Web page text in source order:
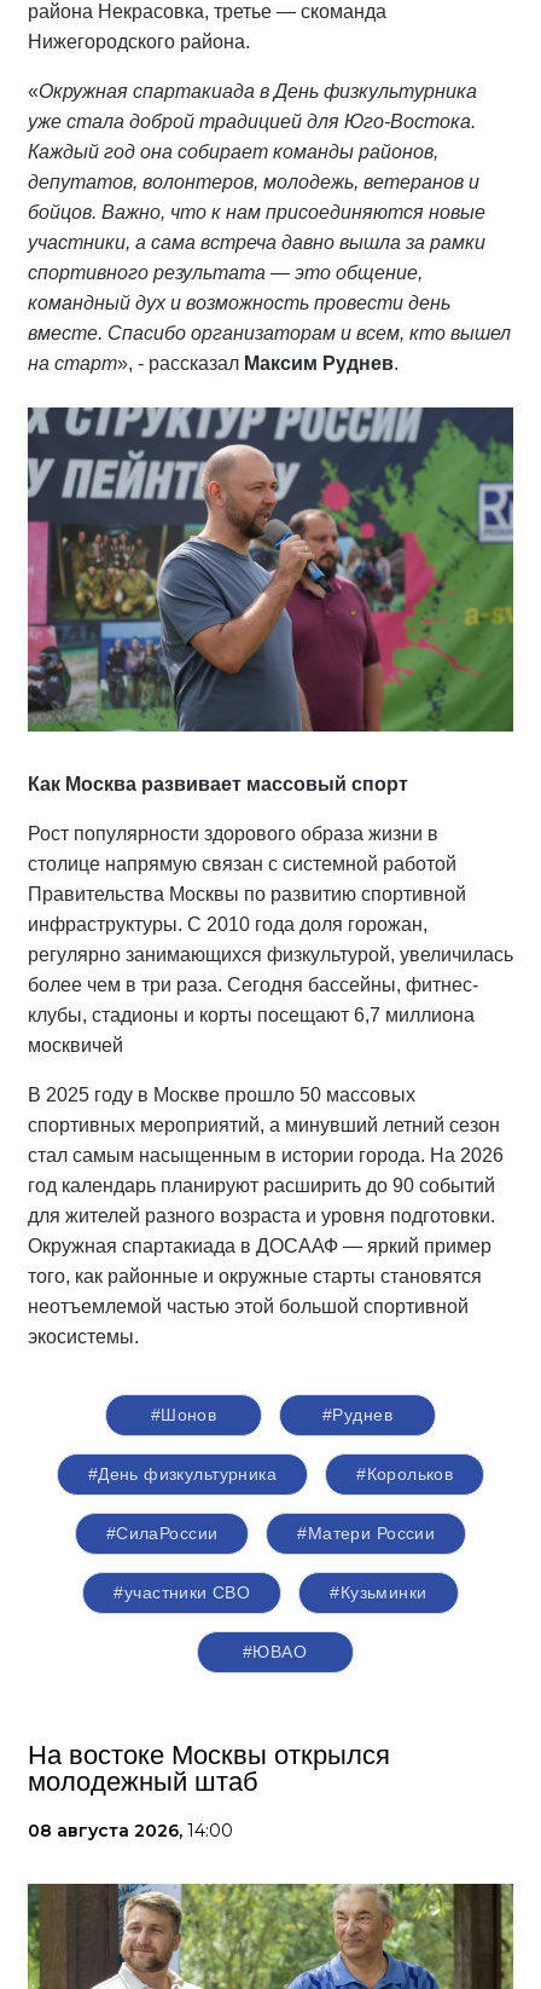
района Некрасовка, третье — скоманда
Нижегородского района.
«Окружная спартакиада в День физкультурника
уже стала доброй традицией для Юго-Востока.
Каждый год она собирает команды районов,
депутатов, волонтеров, молодежь, ветеранов и
бойцов. Важно, что к нам присоединяются новые
участники, а сама встреча давно вышла за рамки
спортивного результата — это общение,
командный дух и возможность провести день
вместе. Спасибо организаторам и всем, кто вышел
на старт», - рассказал Максим Руднев.
Как Москва развивает массовый спорт
Рост популярности здорового образа жизни в
столице напрямую связан с системной работой
Правительства Москвы по развитию спортивной
инфраструктуры. С 2010 года доля горожан,
регулярно занимающихся физкультурой, увеличилась
более чем в три раза. Сегодня бассейны, фитнес-
клубы, стадионы и корты посещают 6,7 миллиона
москвичей
В 2025 году в Москве прошло 50 массовых
спортивных мероприятий, а минувший летний сезон
стал самым насыщенным в истории города. На 2026
год календарь планируют расширить до 90 событий
для жителей разного возраста и уровня подготовки.
Окружная спартакиада в ДОСААФ — яркий пример
того, как районные и окружные старты становятся
неотъемлемой частью этой большой спортивной
экосистемы.
#Шонов #Руднев
#День физкультурника #Корольков
#СилаРоссии #Матери России
#участники СВО #Кузьминки
#ЮВАО
На востоке Москвы открылся
молодежный штаб
08 августа 2026, 14:00